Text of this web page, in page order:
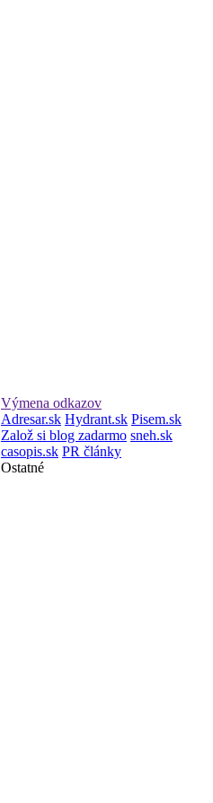
Výmena odkazov
Adresar.sk Hydrant.sk Pisem.sk
Založ si blog zadarmo sneh.sk
casopis.sk PR články
Ostatné